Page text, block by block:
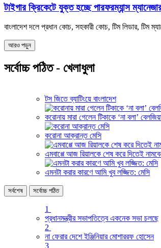
টাইগার ক্রিকেটে যুক্ত হচ্ছে পারফরম্যান্স
বাংলাদেশ দলে প্রধান কোচ, সহকারী কোচ, টিম লিডার, টিম
আরও পড়ুন
সর্বোচ্চ পঠিত - খেলাধুলা
টস জিতে ব্যাটিংয়ে বাংলাদেশ
করোনায় মারা গেলেন টিকাকে ‘না বলা’
করোনা আক্রান্ত মেসি
এমবাপ্পে আজ রিয়ালকে শেষ করে দিতেই
এমনটা করার কারণে আমি খুব লজ্জিত: মেসি
সর্বশেষ সর্বোচ্চ পঠিত
1
প্রধানমন্ত্রীর সভাপতিত্বে একনেক সভা চলছে
2
না ফেরার দেশে ইঞ্জিনিয়ার মোশাররফ হোসেন
3